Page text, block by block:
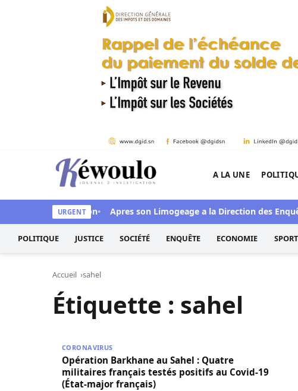
Aller au contenu
Kéwoulo, le premier site d'information et
A LA UNE
URGENT
FSF sous pression Apres son Limogeage a la Direction des
POLITIQUE JUSTICE SOCIÉTÉ ENQUÊTE ECONOMIE
Accueil sahel
Étiquette : sahel
CORONAVIRUS
Opération Barkhane au Sahel : Quatre
militaires français testés positifs au Covid-19
(État-major français)